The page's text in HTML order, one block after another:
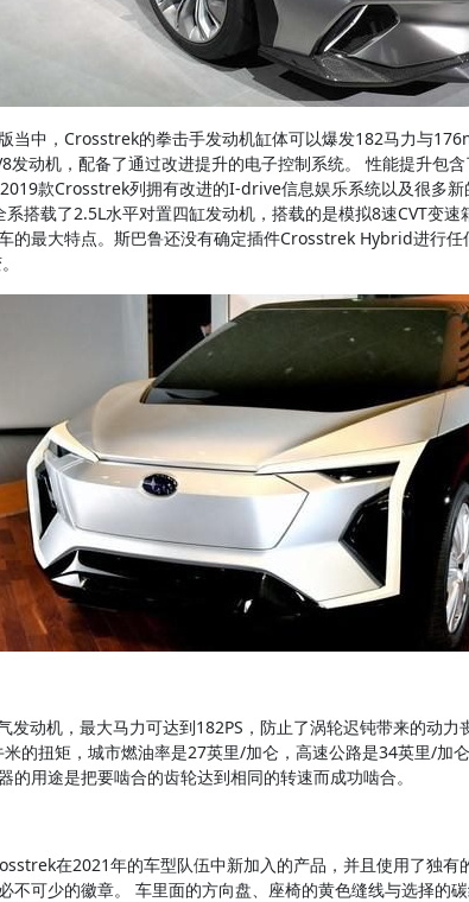
当中，Crosstrek的拳击手发动机缸体可以爆发182马力与
发动机，配备了通过改进提升的电子控制系统。 性能提升包
款Crosstrek列拥有改进的I-drive信息娱乐系统以及很多
系搭载了2.5L水平对置四缸发动机，搭载的是模拟8速CVT变
的最大特点。斯巴鲁还没有确定插件Crosstrek Hybrid进行
发动机，最大马力可达到182PS，防止了涡轮迟钝带来的动
的扭矩，城市燃油率是27英里/加仑，高速公路是34英里/加
的用途是把要啮合的齿轮达到相同的转速而成功啮合。
在2021年的车型队伍中新加入的产品，并且使用了独
不可少的徽章。 车里面的方向盘、座椅的黄色缝线与选择的